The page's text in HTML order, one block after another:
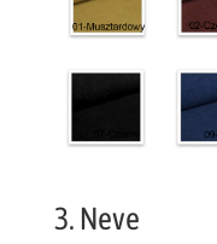
3. Neve